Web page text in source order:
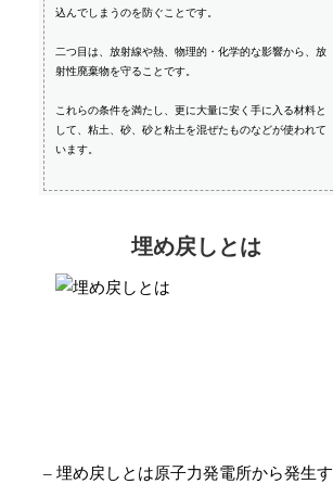
込んでしまうのを防ぐことです。
二つ目は、放射線や熱、物理的・化学的な影響から、放
射性廃棄物を守ることです。
これらの条件を満たし、更に大量に安く手に入る材料と
して、粘土、砂、砂と粘土を混ぜたものなどが使われて
います。
埋め戻しとは
– 埋め戻しとは原子力発電所から発生す